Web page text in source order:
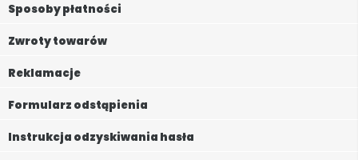
Sposoby płatności
Zwroty towarów
Reklamacje
Formularz odstąpienia
Instrukcja odzyskiwania hasła